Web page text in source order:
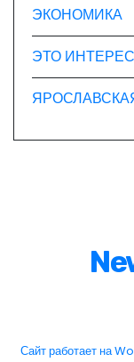
ЭКОНОМИКА
ЭТО
Сайт работает на